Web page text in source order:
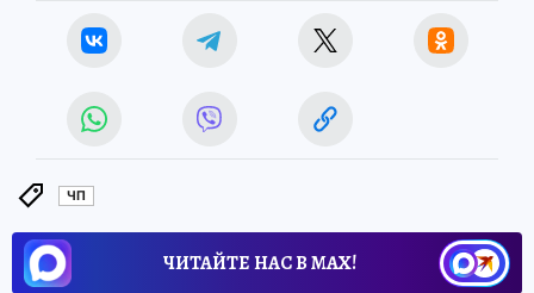
ЧП
ЧИТАЙТЕ НАС В МАХ!